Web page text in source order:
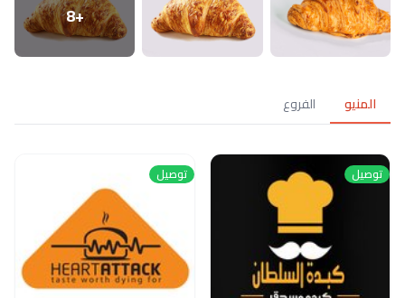
+8
المنيو الفروع
توصيل توصيل